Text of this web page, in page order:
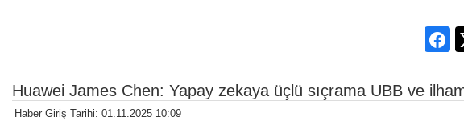
Huawei James Chen: Yapay zekaya üçlü sıçrama UBB ve
Haber Giriş Tarihi: 01.11.2025 10:09